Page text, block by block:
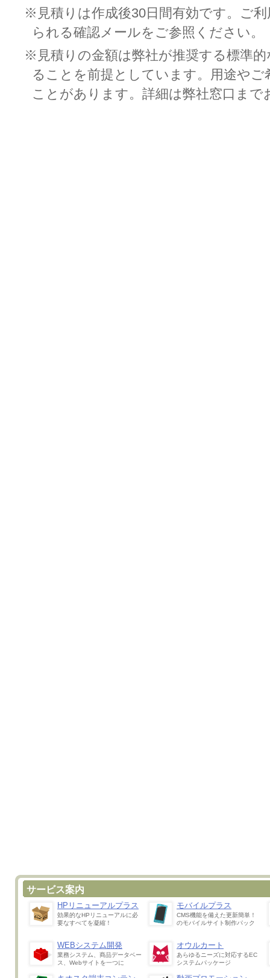
※見積りは作成後30日間有効です。ご
られる確認メールをご参照ください。
※見積りの金額は弊社が推奨する標準
ることを前提としています。用途や
ことがあります。詳細は弊社窓口ま
サービス案内
HPリニューアルプラス
効果的なHPリニューアルに必
要なすべてを凝縮！
モバイルプラス
CMS機能を備えた更新簡単！
のモバイルサイト制作パック
WEBシステム開発
業務システム、商品データベー
ス、Webサイトを一つに
オウルカート
あらゆるニーズに対応するEC
システムパッケージ